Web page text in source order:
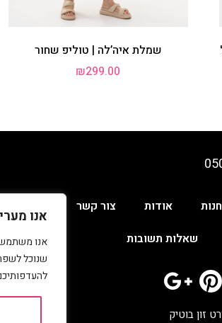
אנו
שנוכל
שמלת איה’לה | טוליפ שחור
₪299.00
חנות אודות צור קשר
שאלות תשובות
זון בוטיק